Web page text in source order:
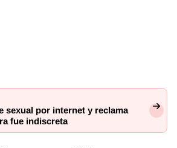
sexual por internet y reclama
fue indiscreta